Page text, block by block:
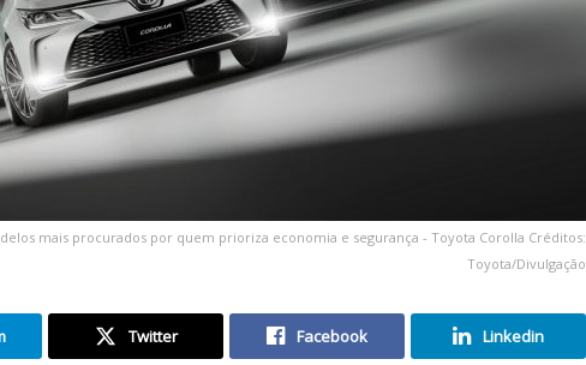
mais procurados por quem prioriza economia e segurança - Toyota Corolla Créditos:
Toyota/Divulgação
Twitter Facebook Linkedin